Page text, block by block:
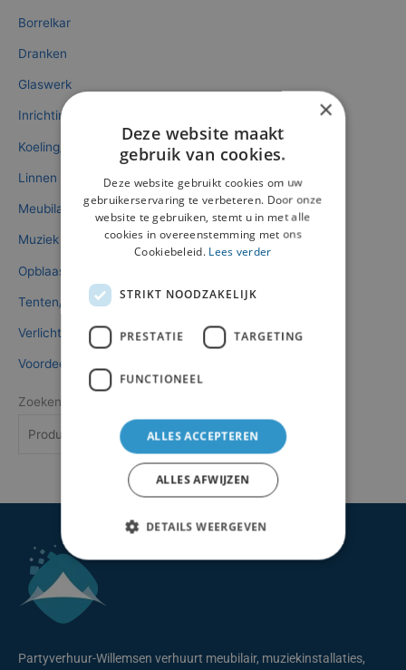
Borrelkar
Dranken
Glaswerk
Inrichting/Verwarming
Koeling/Taps
Linnen
Meubilair
Muziek
Opblaasbaar
Tenten/Parasols/Vloeren
Verlichting/Elektra
Voordeelpakketten
Zoeken
Zoeken
Partyverhuur-Willemsen verhuurt meubilair, muziekinstallaties,
×
Deze website maakt
gebruik van cookies.
Deze website gebruikt cookies om uw
gebruikerservaring te verbeteren. Door onze
website te gebruiken, stemt u in met alle
cookies in overeenstemming met ons
Cookiebeleid. Lees verder
STRIKT NOODZAKELIJK
PRESTATIE TARGETING
FUNCTIONEEL
ALLES ACCEPTEREN
ALLES AFWIJZEN
DETAILS WEERGEVEN